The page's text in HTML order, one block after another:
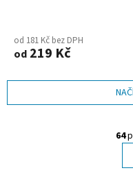
od 181 Kč bez DPH
od 219 Kč
64